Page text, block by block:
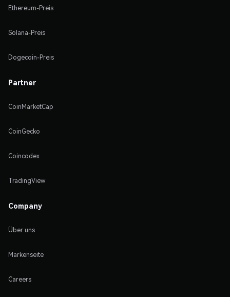
Ethereum-Preis
Solana-Preis
Dogecoin-Preis
Partner
CoinMarketCap
CoinGecko
Coincodex
TradingView
Company
Über uns
Markenseite
Careers